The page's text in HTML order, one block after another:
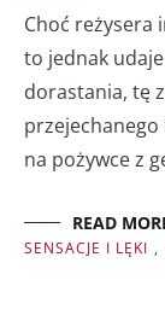
Choć reżysera
to jednak
dorastania, tę
przejechanego
na pożywce z
READ
SENSACJE I LĘKI ,